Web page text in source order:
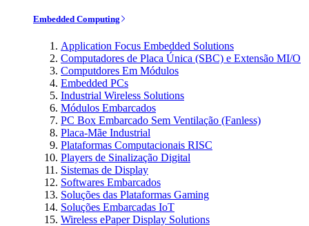
Embedded Computing
Application Focus Embedded Solutions
Computadores de Placa Única (SBC) e Extensão MI/O
Computdores Em Módulos
Embedded PCs
Industrial Wireless Solutions
Módulos Embarcados
PC Box Embarcado Sem Ventilação (Fanless)
Placa-Mãe Industrial
Plataformas Computacionais RISC
Players de Sinalização Digital
Sistemas de Display
Softwares Embarcados
Soluções das Plataformas Gaming
Soluções Embarcadas IoT
Wireless ePaper Display Solutions